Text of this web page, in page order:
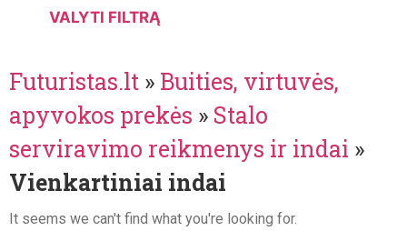
VALYTI FILTRĄ
Futuristas.lt » Buities, virtuvės,
apyvokos prekės » Stalo
serviravimo reikmenys ir indai »
Vienkartiniai indai
It seems we can't find what you're looking for.